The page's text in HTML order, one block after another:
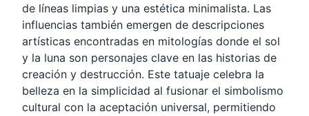
de líneas limpias y una estética minimalista. Las
influencias también emergen de descripciones
artísticas encontradas en mitologías donde el sol
y la luna son personajes clave en las historias de
creación y destrucción. Este tatuaje celebra la
belleza en la simplicidad al fusionar el simbolismo
cultural con la aceptación universal, permitiendo